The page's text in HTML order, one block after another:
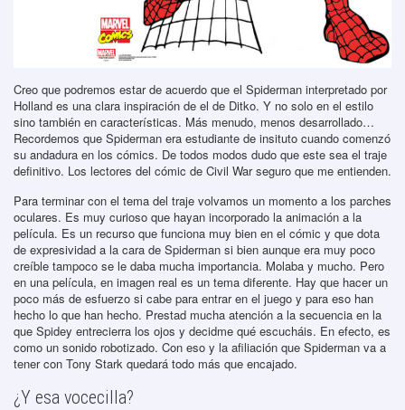
Creo que podremos estar de acuerdo que el Spiderman interpretado por
Holland es una clara inspiración de el de Ditko. Y no solo en el estilo
sino también en características. Más menudo, menos desarrollado…
Recordemos que Spiderman era estudiante de insituto cuando comenzó
su andadura en los cómics. De todos modos dudo que este sea el traje
definitivo. Los lectores del cómic de Civil War seguro que me entienden.
Para terminar con el tema del traje volvamos un momento a los parches
oculares. Es muy curioso que hayan incorporado la animación a la
película. Es un recurso que funciona muy bien en el cómic y que dota
de expresividad a la cara de Spiderman si bien aunque era muy poco
creíble tampoco se le daba mucha importancia. Molaba y mucho. Pero
en una película, en imagen real es un tema diferente. Hay que hacer un
poco más de esfuerzo si cabe para entrar en el juego y para eso han
hecho lo que han hecho. Prestad mucha atención a la secuencia en la
que Spidey entrecierra los ojos y decidme qué escucháis. En efecto, es
como un sonido robotizado. Con eso y la afiliación que Spiderman va a
tener con Tony Stark quedará todo más que encajado.
¿Y esa vocecilla?